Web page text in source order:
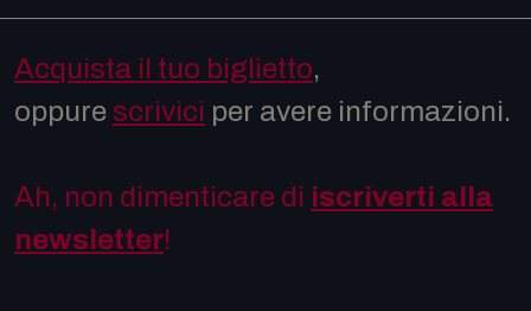
Acquista il tuo biglietto,
oppure scrivici per avere informazioni.
Ah, non dimenticare di iscriverti alla
newsletter!